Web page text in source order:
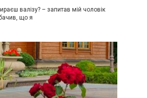
валізу? – запитав мій чоловік
що я